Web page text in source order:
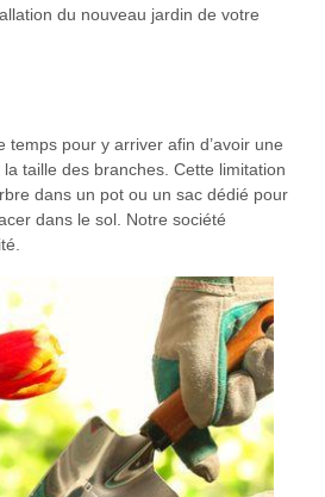
du nouveau jardin de votre
pour y arriver afin d’avoir une
taille des branches. Cette limitation
dans un pot ou un sac dédié pour
dans le sol. Notre société